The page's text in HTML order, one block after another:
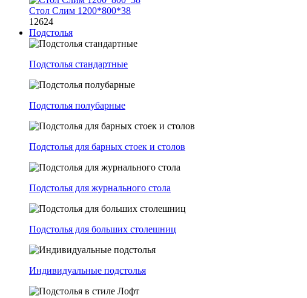
Стол Слим 1200*800*38
12624
Подстолья
Подстолья стандартные
Подстолья полубарные
Подстолья для барных стоек и столов
Подстолья для журнального стола
Подстолья для больших столешниц
Индивидуальные подстолья